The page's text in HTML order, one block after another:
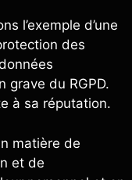
l’exemple d’une
des
grave du RGPD.
à sa réputation.
matière de
et de